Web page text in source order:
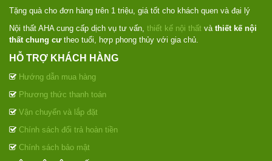
Tặng quà cho đơn hàng trên 1 triệu, giá tốt cho khách quen và đại lý
Nội thất AHA cung cấp dịch vụ tư vấn, thiết kế nội thất và thiết kế nội
thất chung cưtheo tuổi, hợp phong thủy với gia chủ.
HỖ TRỢ KHÁCH HÀNG
Hướng dẫn mua hàng
Phương thức thanh toán
Vận chuyển và lắp đặt
Chính sách đổi trả hoàn tiền
Chính sách bảo mật